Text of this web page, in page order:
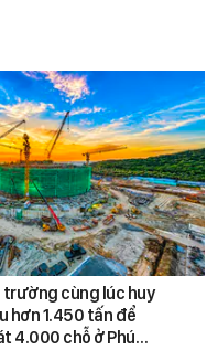
trường cùng lúc huy
hơn 1.450 tấn để
4.000 chỗ ở Phú…